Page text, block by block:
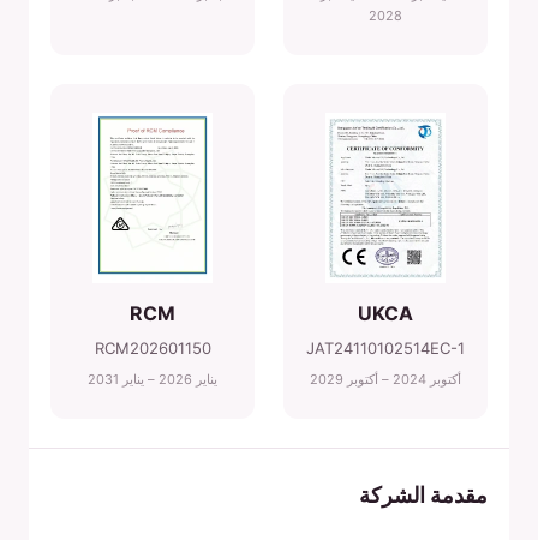
2028
UKCA
JAT24110102514EC-1
أكتوبر 2024 – أكتوبر 2029
RCM
RCM202601150
يناير 2026 – يناير 2031
مقدمة الشركة